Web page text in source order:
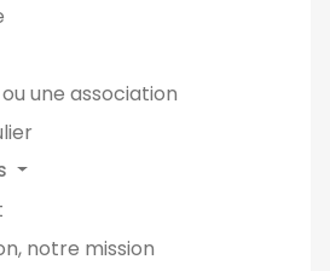
une association
notre mission